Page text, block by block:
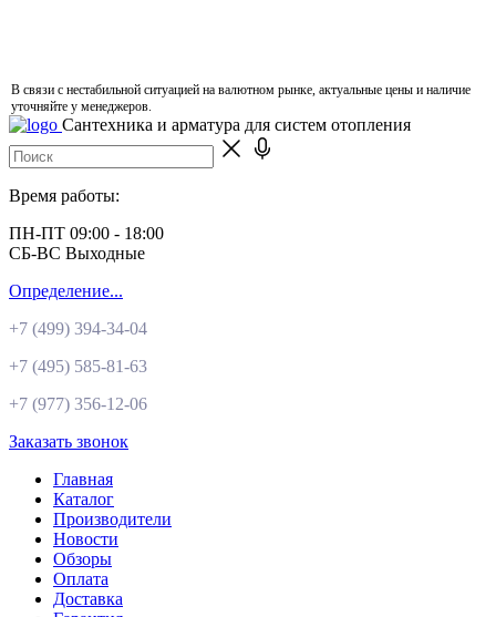
В связи с нестабильной ситуацией на валютном рынке, актуальные цены и наличие
уточняйте у менеджеров.
Сантехника и арматура для систем отопления
Время работы:
ПН-ПТ 09:00 - 18:00
СБ-ВС Выходные
Определение...
+7 (499) 394-34-04
+7 (495) 585-81-63
+7 (977) 356-12-06
Заказать звонок
Главная
Каталог
Производители
Новости
Обзоры
Оплата
Доставка